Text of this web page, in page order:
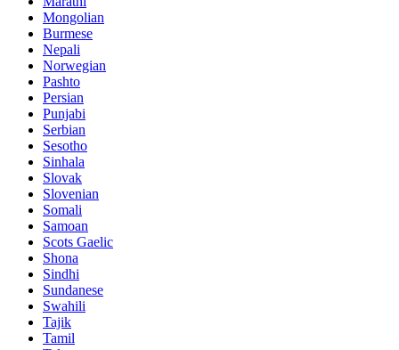
Mongolian
Burmese
Nepali
Norwegian
Pashto
Persian
Punjabi
Serbian
Sesotho
Sinhala
Slovak
Slovenian
Somali
Samoan
Scots Gaelic
Shona
Sindhi
Sundanese
Swahili
Tajik
Tamil